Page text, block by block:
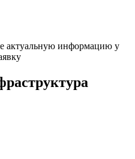
актуальную информацию у